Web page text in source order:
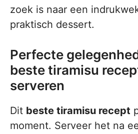
zoek is naar een
praktisch dessert.
Perfecte
beste tiramisu
serveren
Dit beste tiramisu recept
moment. Serveer het na